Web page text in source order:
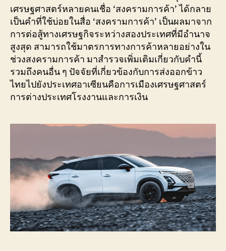
เศรษฐศาสตร์หลายคนเชื่อ ‘สงครามการค้า’ ได้กลาย
เป็นคำที่ใช้บ่อยในสื่อ ‘สงครามการค้า’ เป็นผลมาจาก
การต่อสู้ทางเศรษฐกิจระหว่างสองประเทศที่มีอำนาจ
สูงสุด สามารถใช้มาตรการทางการค้าหลายอย่างใน
ช่วงสงครามการค้า มาสำรวจเพิ่มเติมเกี่ยวกับคำนี้
รวมถึงคนอื่น ๆ ปัจจัยที่เกี่ยวข้องกับการส่งออกข้าว
ไทยไปยังประเทศอาเซียนคือการเมืองเศรษฐศาสตร์
การต่างประเทศโรงงานและการเงิน